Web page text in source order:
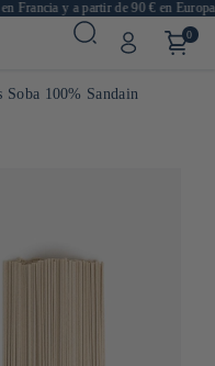
y a partir de 90 € en Europa🍙
0
Soba 100% Sandain